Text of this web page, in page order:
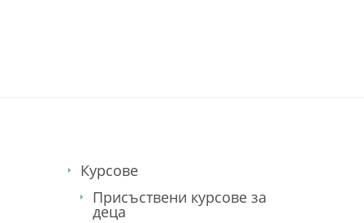
Курсове
Присъствени курсове за
деца